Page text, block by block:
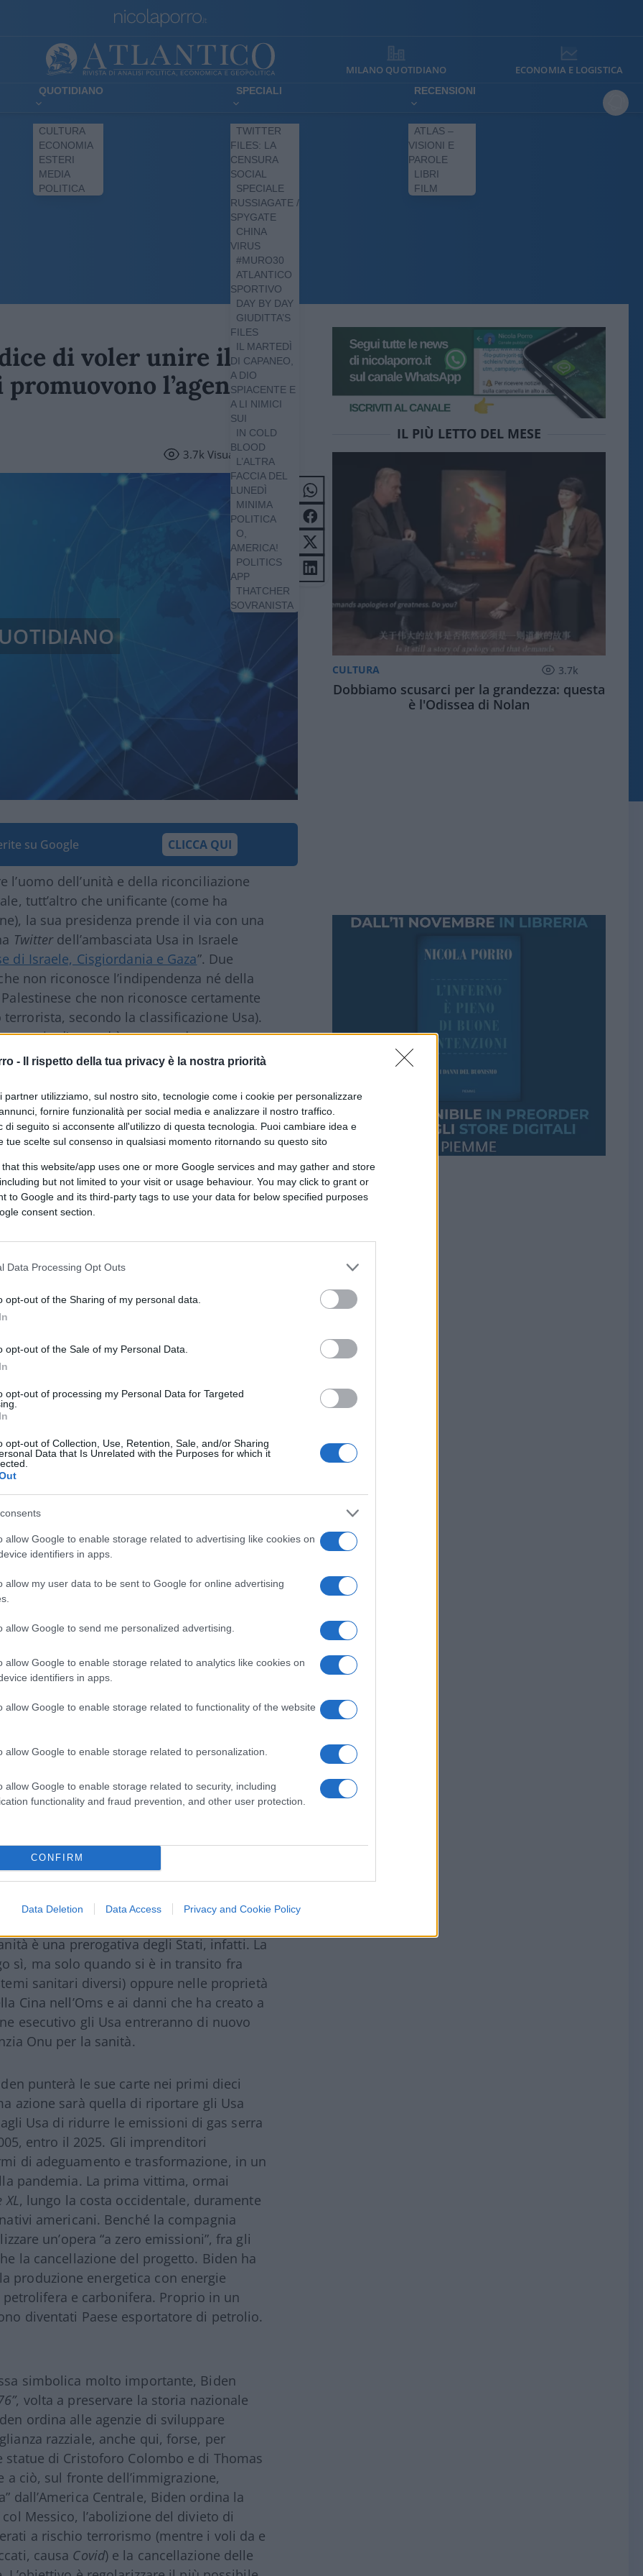
- Il rispetto della tua privacy è la nostra priorità
partner utilizziamo, sul nostro sito, tecnologie come i cookie per personalizzare
fornire funzionalità per social media e analizzare il nostro traffico.
di seguito si acconsente all'utilizzo di questa tecnologia. Puoi cambiare idea e
tue scelte sul consenso in qualsiasi momento ritornando su questo sito
that this website/app uses one or more Google services and may gather and store
but not limited to your visit or usage behaviour. You may click to grant or
to Google and its third-party tags to use your data for below specified purposes
consent section.
Data Processing Opt Outs
opt-out of the Sharing of my personal data.
opt-out of the Sale of my Personal Data.
opt-out of processing my Personal Data for Targeted
opt-out of Collection, Use, Retention, Sale, and/or Sharing
Data that Is Unrelated with the Purposes for which it
allow Google to enable storage related to advertising like cookies on
identifiers in apps.
allow my user data to be sent to Google for online advertising
allow Google to send me personalized advertising.
allow Google to enable storage related to analytics like cookies on
identifiers in apps.
allow Google to enable storage related to functionality of the website
allow Google to enable storage related to personalization.
allow Google to enable storage related to security, including
functionality and fraud prevention, and other user protection.
CONFIRM
Data Deletion Data Access Privacy and Cookie Policy
MILANO QUOTIDIANO ECONOMIA E LOGISTICA
QUOTIDIANO
CULTURA
ECONOMIA
ESTERI
MEDIA
POLITICA
SPECIALI
TWITTER
FILES: LA
CENSURA
SOCIAL
SPECIALE
RUSSIAGATE /
SPYGATE
CHINA
VIRUS
#MURO30
ATLANTICO
SPORTIVO
DAY BY DAY
GIUDITTA’S
FILES
IL MARTEDÌ
DI CAPANEO,
A DIO
SPIACENTE E
A LI NIMICI
SUI
IN COLD
BLOOD
L’ALTRA
FACCIA DEL
LUNEDÌ
MINIMA
POLITICA
O,
AMERICA!
POLITICS
APP
THATCHER
SOVRANISTA
RECENSIONI
ATLAS –
VISIONI E
PAROLE
LIBRI
FILM
di voler unire il
l’agenda
3.7k Visualizzazioni
su Google CLICCA QUI
l’uomo dell’unità e della riconciliazione
tutt’altro che unificante (come ha
la sua presidenza prende il via con una
Twitter dell’ambasciata Usa in Israele
di Israele, Cisgiordania e Gaza”. Due
non riconosce l’indipendenza né della
che non riconosce certamente
secondo la classificazione Usa).
paio d’ore, ed è tornata ad essere
l’hanno presa benissimo. Difficile che
nella politica romana, oppure solo una
un segnale su come viene inteso il
con il Regno Unito ed è
Biden ha “esiliato” dallo Studio
anni che aveva sorvegliato la
sollevando non poche critiche sia in
sindaco di Londra, aveva risposto
stato accusato di razzismo).
della guerra contro il nazismo è
per timore. Perché le statue di
nei pressi del Parlamento, sono state
del movimentoBlack Lives Matter
una campagna terzomondista che
eclissata da episodi a lui
del Bangladesh, e in generale
oggi vista come inaccettabile
rimozione è dunque un tributo a
Studio Ovale, sono stati trasferiti i
Rosa Parks, Robert Kennedy, Eleanor
le istituzioni sovranazionali che la
Prima di tutto nel metodo: una
intendere che la legge sarà emanata
discussioni o passaggi al Congresso,
“Il presidente eletto Biden sta
la nostra nazione attraversa una crisi
di Gabinetto Ron Klain – Stiamo
e si sommano: la crisi del
e la crisi razziale. Tutte e quattro le
dieci giorni di presidenza, il presidente
affrontare queste quattro crisi, per
e per ripristinare il prestigio
come “crisi”, gli atti straordinari
secondaria e doverosa)
nell’imporre l’obbligo di
federali e nei viaggi fra Stati. Già
al suo rivale democratico l’idea di
è una prerogativa degli Stati, infatti. La
sì, ma solo quando si è in transito fra
sanitari diversi) oppure nelle proprietà
Cina nell’Oms e ai danni che ha creato a
esecutivo gli Usa entreranno di nuovo
Onu per la sanità.
punterà le sue carte nei primi dieci
azione sarà quella di riportare gli Usa
Usa di ridurre le emissioni di gas serra
entro il 2025. Gli imprenditori
di adeguamento e trasformazione, in un
pandemia. La prima vittima, ormai
, lungo la costa occidentale, duramente
americani. Benché la compagnia
un’opera “a zero emissioni”, fra gli
la cancellazione del progetto. Biden ha
produzione energetica con energie
e carbonifera. Proprio in un
diventati Paese esportatore di petrolio.
simbolica molto importante, Biden
, volta a preservare la storia nazionale
ordina alle agenzie di sviluppare
razziale, anche qui, forse, per
di Cristoforo Colombo e di Thomas
ciò, sul fronte dell’immigrazione,
dall’America Centrale, Biden ordina la
Messico, l’abolizione del divieto di
a rischio terrorismo (mentre i voli da e
causa Covid) e la cancellazione delle
IL PIÙ LETTO DEL MESE
CULTURA 3.7k
Dobbiamo scusarci per la grandezza: questa
è l'Odissea di Nolan